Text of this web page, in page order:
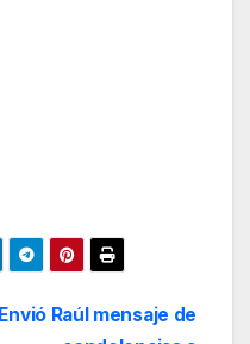
Envió Raúl mensaje de